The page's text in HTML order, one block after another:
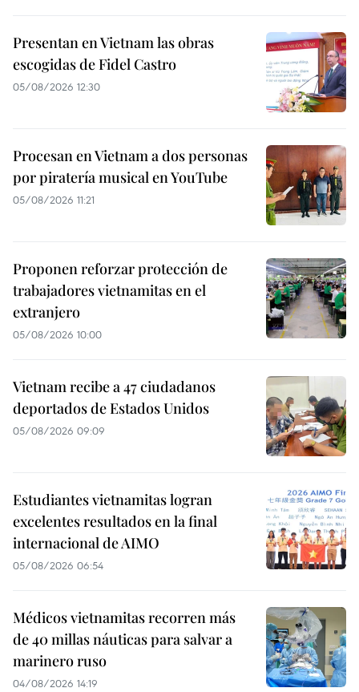
Presentan en Vietnam las obras
escogidas de Fidel Castro
05/08/2026 12:30
Procesan en Vietnam a dos personas
por piratería musical en YouTube
05/08/2026 11:21
Proponen reforzar protección de
trabajadores vietnamitas en el
extranjero
05/08/2026 10:00
Vietnam recibe a 47 ciudadanos
deportados de Estados Unidos
05/08/2026 09:09
Estudiantes vietnamitas logran
excelentes resultados en la final
internacional de AIMO
05/08/2026 06:54
Médicos vietnamitas recorren más
de 40 millas náuticas para salvar a
marinero ruso
04/08/2026 14:19